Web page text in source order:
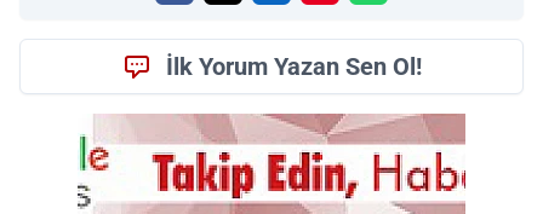
İlk Yorum Yazan Sen Ol!